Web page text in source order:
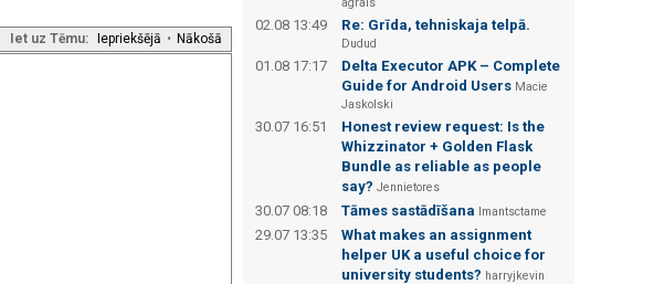
Iet uz Tēmu: Iepriekšējā • Nākošā
02.08 13:49 Re: Grīda, tehniskaja telpā.
Dudud
01.08 17:17
Delta Executor APK – Complete
Guide for Android Users Macie
Jaskolski
30.07 16:51
Honest review request: Is the
Whizzinator + Golden Flask
Bundle as reliable as people
say? Jennietores
30.07 08:18 Tāmes sastādīšana Imantsctame
29.07 13:35
What makes an assignment
helper UK a useful choice for
university students? harryjkevin